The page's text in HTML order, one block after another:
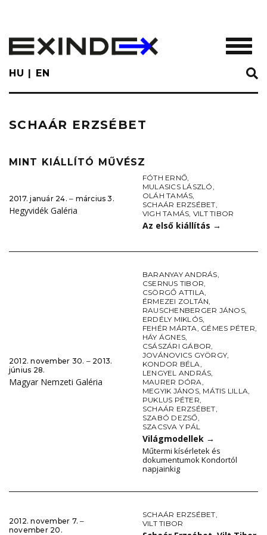
main
content
HU EN
SCHAÁR ERZSÉBET
MINT KIÁLLÍTÓ MŰVÉSZ
2017. január 24. ‒ március 3.
Hegyvidék Galéria
FÓTH ERNŐ,
MULASICS LÁSZLÓ,
OLÁH TAMÁS,
SCHAÁR ERZSÉBET,
VIGH TAMÁS, VILT TIBOR
Az első kiállítás →
2012. november 30. ‒ 2013.
június 28.
Magyar Nemzeti Galéria
BARANYAY ANDRÁS,
CSERNUS TIBOR,
CSÖRGŐ ATTILA,
ÉRMEZEI ZOLTÁN,
RAUSCHENBERGER JÁNOS,
ERDÉLY MIKLÓS,
FEHÉR MÁRTA, GÉMES PÉTER,
HÁY ÁGNES,
CSÁSZÁRI GÁBOR,
JOVÁNOVICS GYÖRGY,
KONDOR BÉLA,
LENGYEL ANDRÁS,
MAURER DÓRA,
MEGYIK JÁNOS, MÁTIS LILLA,
PUKLUS PÉTER,
SCHAÁR ERZSÉBET,
SZABÓ DEZSŐ,
SZACSVA Y PÁL
Világmodellek →
Műtermi kísérletek és
dokumentumok Kondortól
napjainkig
2012. november 7. ‒
november 20.
SCHAÁR ERZSÉBET,
VILT TIBOR